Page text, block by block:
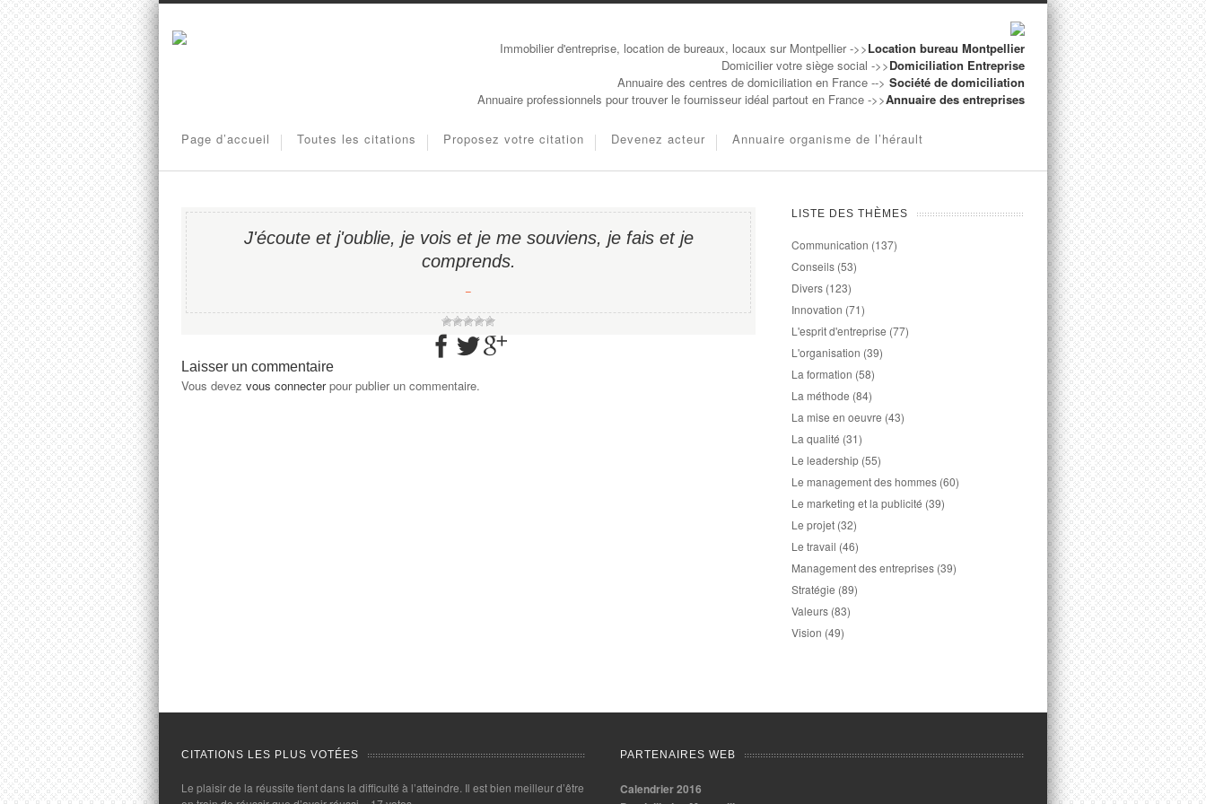
Immobilier d'entreprise, location de bureaux, locaux sur Montpellier ->>Location bureau Montpellier
Domicilier votre siège social ->>Domiciliation Entreprise
Annuaire des centres de domiciliation en France --> Société de domiciliation
Annuaire professionnels pour trouver le fournisseur idéal partout en France ->>Annuaire des entreprises
Page d’accueil Toutes les citations Proposez votre citation Devenez acteur Annuaire organisme de l’hérault
J'écoute et j'oublie, je vois et je me souviens, je fais et je
comprends.
−
Laisser un commentaire
Vous devez vous connecterpour publier un commentaire.
LISTE DES THÈMES
Communication (137)
Conseils (53)
Divers (123)
Innovation (71)
L'esprit d'entreprise (77)
L'organisation (39)
La formation (58)
La méthode (84)
La mise en oeuvre (43)
La qualité (31)
Le leadership (55)
Le management des hommes (60)
Le marketing et la publicité (39)
Le projet (32)
Le travail (46)
Management des entreprises (39)
Stratégie (89)
Valeurs (83)
Vision (49)
CITATIONS LES PLUS VOTÉES
Le plaisir de la réussite tient dans la difficulté à l’atteindre. Il est bien meilleur d’être
PARTENAIRES WEB
Calendrier 2016